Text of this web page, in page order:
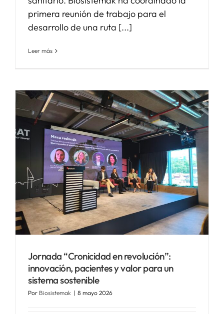
primera reunión de trabajo para el
desarrollo de una ruta [...]
Leer más
Jornada “Cronicidad en revolución”:
innovación, pacientes y valor para un
sistema sostenible
Por Biosistemak | 8 mayo 2026